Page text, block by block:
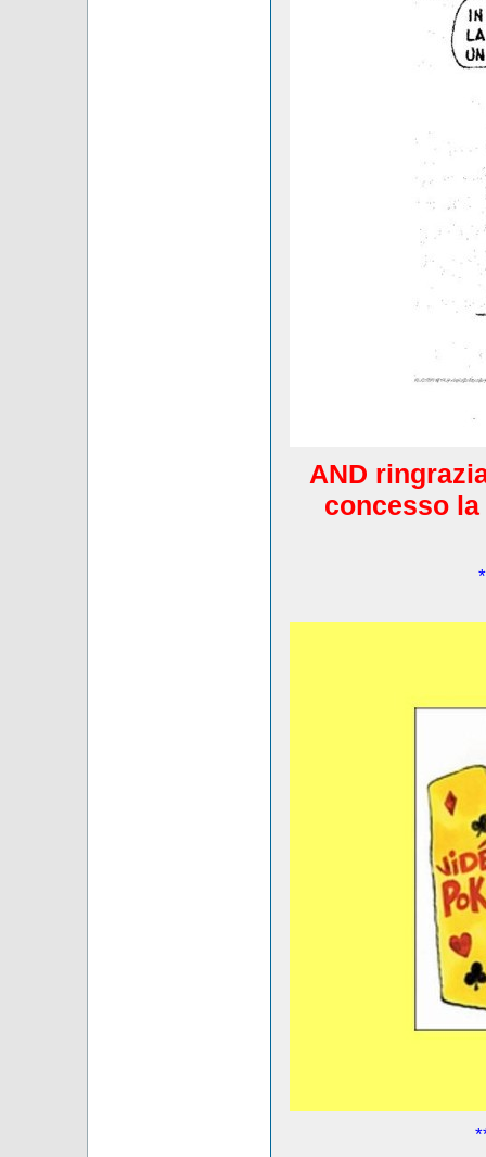
AND
concesso